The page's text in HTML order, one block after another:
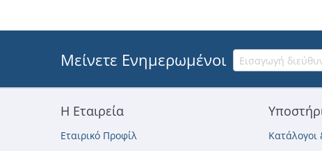
Μείνετε Ενημερωμένοι
Η Εταιρεία
Εταιρικό Προφίλ